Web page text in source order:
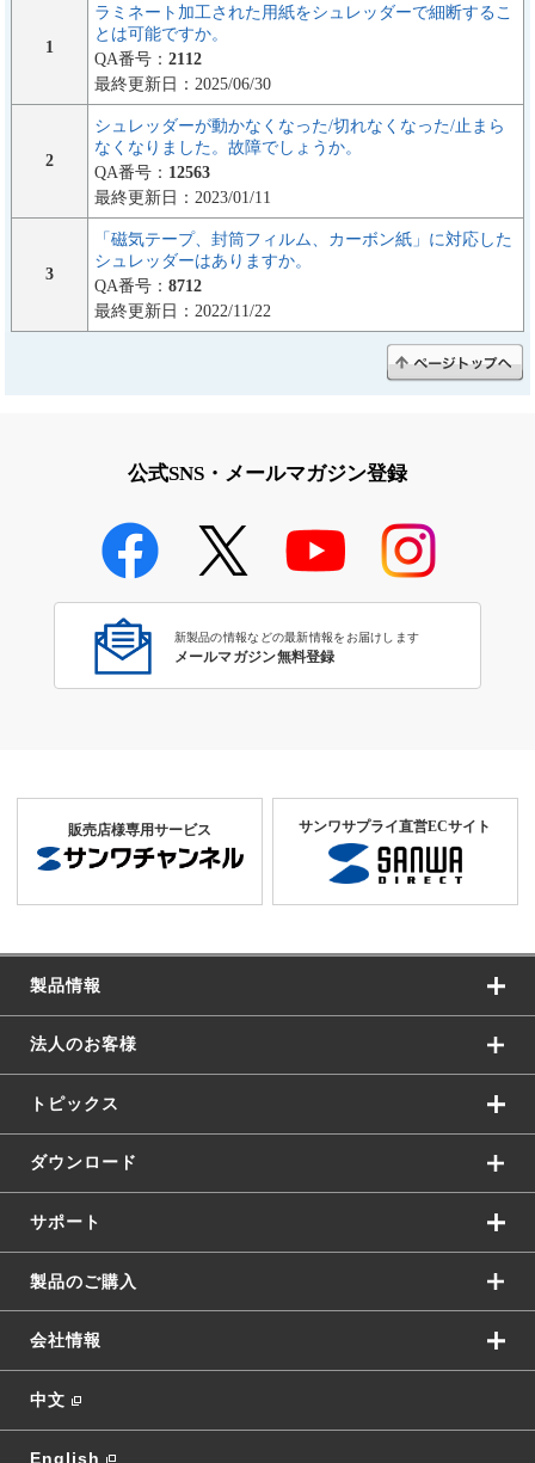
1
ラミネート加工された用紙をシュレッダーで細断するこ
とは可能ですか。
QA番号： 2112
最終更新日：2025/06/30
2
シュレッダーが動かなくなった/切れなくなった/止まら
なくなりました。故障でしょうか。
QA番号： 12563
最終更新日：2023/01/11
3
「磁気テープ、封筒フィルム、カーボン紙」に対応した
シュレッダーはありますか。
QA番号： 8712
最終更新日：2022/11/22
公式SNS・メールマガジン登録
新製品の情報などの最新情報をお届けします
メールマガジン無料登録
販売店様専用サービス サンワサプライ直営ECサイト
製品情報
法人のお客様
トピックス
ダウンロード
サポート
製品のご購入
会社情報
中文
English